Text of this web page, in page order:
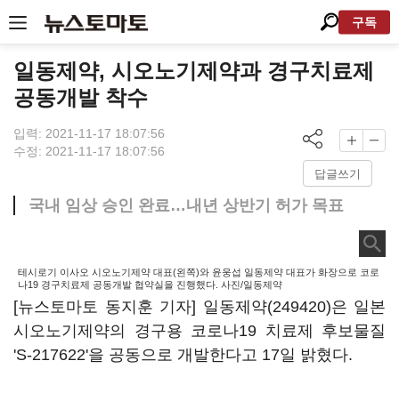
구독
일동제약, 시오노기제약과 경구치료제
공동개발 착수
입력: 2021-11-17 18:07:56
수정: 2021-11-17 18:07:56
답글쓰기
국내 임상 승인 완료…내년 상반기 허가 목표
테시로기 이사오 시오노기제약 대표(왼쪽)와 윤웅섭 일동제약 대표가 화장으로 코로
나19 경구치료제 공동개발 협약실을 진행했다. 사진/일동제약
[뉴스토마토 동지훈 기자] 일동제약(249420)은 일본
시오노기제약의 경구용 코로나19 치료제 후보물질
'S-217622'을 공동으로 개발한다고 17일 밝혔다.